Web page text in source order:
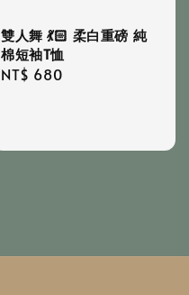
雙人舞 💃🏻 柔白重磅 純
棉短袖T恤
Regular
NT$ 680